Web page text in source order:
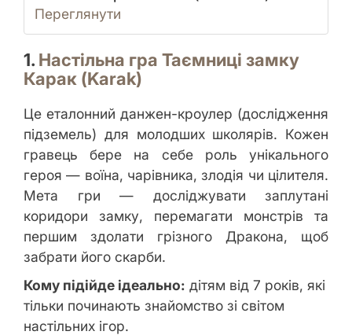
Переглянути
1. Настільна гра Таємниці замку
Карак (Karak)
Це еталонний данжен-кроулер (дослідження
підземель) для молодших школярів. Кожен
гравець бере на себе роль унікального
героя — воїна, чарівника, злодія чи цілителя.
Мета гри — досліджувати заплутані
коридори замку, перемагати монстрів та
першим здолати грізного Дракона, щоб
забрати його скарби.
Кому підійде ідеально: дітям від 7 років, які
тільки починають знайомство зі світом
настільних ігор.